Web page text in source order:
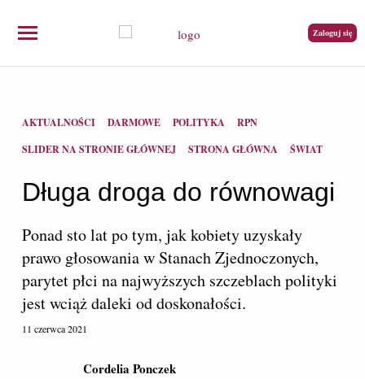
Zaloguj się
AKTUALNOŚCI DARMOWE POLITYKA
RPN
SLIDER NA STRONIE GŁÓWNEJ
STRONA GŁÓWNA ŚWIAT
Długa droga do równowagi
Ponad sto lat po tym, jak kobiety uzyskały
prawo głosowania w Stanach Zjednoczonych,
parytet płci na najwyższych szczeblach polityki
jest wciąż daleki od doskonałości.
11 czerwca 2021
Cordelia Ponczek